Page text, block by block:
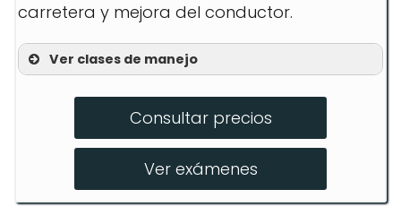
carretera y mejora del conductor.
Ver clases de manejo
Solo Conducción
Pruebas en Carretera
Consultar precios
Ver exámenes